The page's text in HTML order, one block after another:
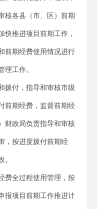
核各县（市、区）前期
快推进项目前期工作，
前期经费使用情况进行
理工作。
拨付，指导和审核市级
前期经费，监督前期经
财政局负责指导和审核
，按进度拨付前期经
。
费全过程使用管理，按
报项目前期工作推进计